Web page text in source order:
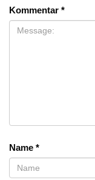
Kommentar *
Name *